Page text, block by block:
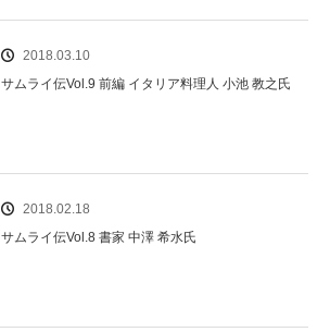
2018.03.10
サムライ伝Vol.9 前編 イタリア料理人 小池 教之氏
2018.02.18
サムライ伝Vol.8 書家 中澤 希水氏